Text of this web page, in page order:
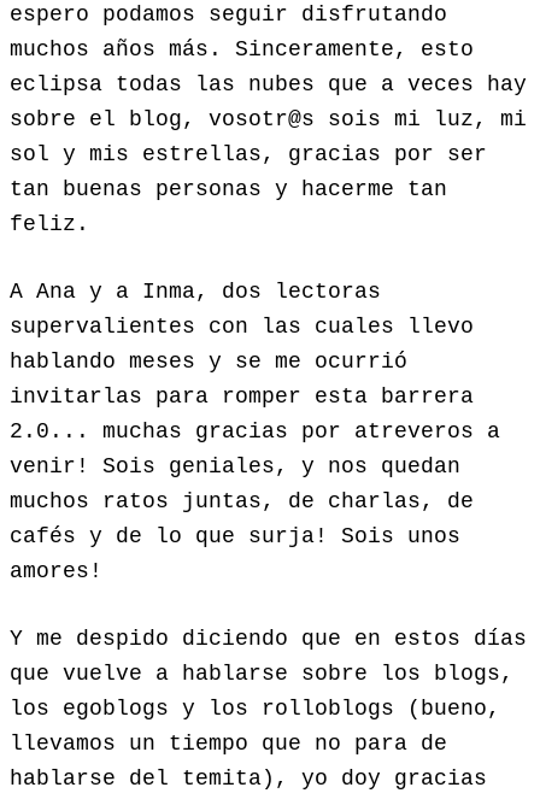
espero podamos seguir disfrutando
muchos años más. Sinceramente, esto
eclipsa todas las nubes que a veces hay
sobre el blog, vosotr@s sois mi luz, mi
sol y mis estrellas, gracias por ser
tan buenas personas y hacerme tan
feliz.
A Ana y a Inma, dos lectoras
supervalientes con las cuales llevo
hablando meses y se me ocurrió
invitarlas para romper esta barrera
2.0... muchas gracias por atreveros a
venir! Sois geniales, y nos quedan
muchos ratos juntas, de charlas, de
cafés y de lo que surja! Sois unos
amores!
Y me despido diciendo que en estos días
que vuelve a hablarse sobre los blogs,
los egoblogs y los rolloblogs (bueno,
llevamos un tiempo que no para de
hablarse del temita), yo doy gracias